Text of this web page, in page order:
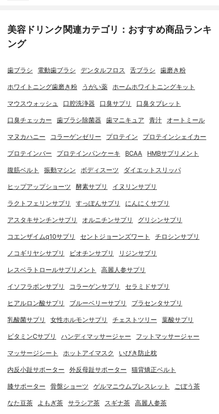
美容ドリンク関連カテゴリ：おすすめ商品ランキ
ング
歯ブラシ 電動歯ブラシ デンタルフロス 舌ブラシ 歯磨き粉
ホワイトニング歯磨き粉 うがい薬 ホームホワイトニングキット
マウスウォッシュ 口腔洗浄器 口臭サプリ 口臭タブレット
口臭チェッカー 歯ブラシ除菌器 歯マニキュア 青汁 オートミール
マヌカハニー コラーゲンゼリー プロテイン プロテインシェイカー
プロテインバー プロテインパンケーキ BCAA HMBサプリメント
腹筋ベルト 振動マシン ボディスーツ ダイエットスリッパ
ヒップアップショーツ 酵素サプリ イヌリンサプリ
ラクトフェリンサプリ すっぽんサプリ にんにくサプリ
アスタキサンチンサプリ オルニチンサプリ グリシンサプリ
コエンザイムq10サプリ セントジョーンズワート チロシンサプリ
ノコギリヤシサプリ ビオチンサプリ リジンサプリ
レスベラトロールサプリメント 高麗人参サプリ
イソフラボンサプリ コラーゲンサプリ セラミドサプリ
ヒアルロン酸サプリ ブルーベリーサプリ プラセンタサプリ
乳酸菌サプリ 女性ホルモンサプリ チェストツリー 葉酸サプリ
ビタミンCサプリ ハンディマッサージャー フットマッサージャー
マッサージシート ホットアイマスク いびき防止枕
内反小趾サポーター 外反母趾サポーター 猫背矯正ベルト
膝サポーター 骨盤ショーツ ゲルマニウムブレスレット ごぼう茶
なた豆茶 よもぎ茶 サラシア茶 スギナ茶 高麗人参茶